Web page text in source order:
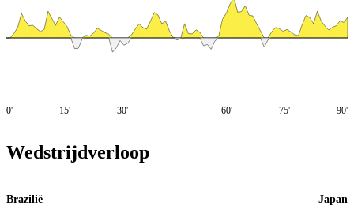
0' 15' 30' 60' 75' 90'
Wedstrijdverloop
Brazilië Japan